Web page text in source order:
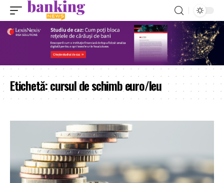
Etichetă:cursul de schimb euro/leu